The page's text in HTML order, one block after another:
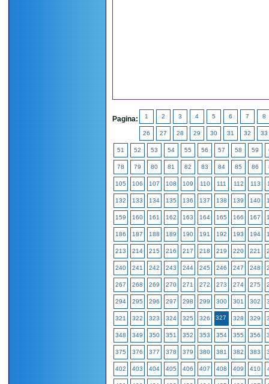
Pagina: 1 2 3 4 5 6 7 8
26 27 28 29 30 31 32 33
51 52 53 54 55 56 57 58 59
78 79 80 81 82 83 84 85 86
105 106 107 108 109 110 111 112 113
132 133 134 135 136 137 138 139 140
159 160 161 162 163 164 165 166 167
186 187 188 189 190 191 192 193 194
213 214 215 216 217 218 219 220 221
240 241 242 243 244 245 246 247 248
267 268 269 270 271 272 273 274 275
294 295 296 297 298 299 300 301 302
321 322 323 324 325 326 327 328 329
348 349 350 351 352 353 354 355 356
375 376 377 378 379 380 381 382 383
402 403 404 405 406 407 408 409 410